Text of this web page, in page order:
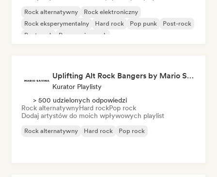
Rock alternatywny
Rock elektroniczny
Rock eksperymentalny
Hard rock Pop punk
Post-rock
Post-rock
Progressive rock
Uplifting Alt Rock Bangers by Mario Savina
Kurator Playlisty
> 500 udzielonych odpowiedzi
Rock alternatywnyHard rockPop rock
Dodaj artystów do moich wpływowych playlist
Rock alternatywny Hard rock Pop rock